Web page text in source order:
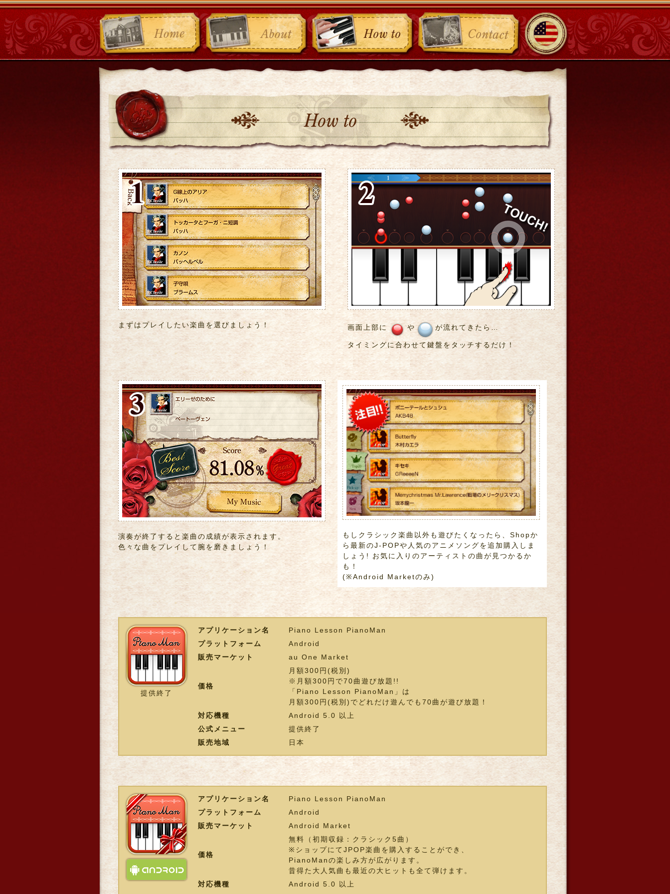
まずはプレイしたい楽曲を選びましょう！ 画面上部に や が流れてきたら…
タイミングに合わせて鍵盤をタッチするだけ！
演奏が終了すると楽曲の成績が表示されます。
色々な曲をプレイして腕を磨きましょう！
もしクラシック楽曲以外も遊びたくなったら、Shopか
ら最新のJ-POPや人気のアニメソングを追加購入しま
しょう! お気に入りのアーティストの曲が見つかるか
も！
(※Android Marketのみ)
提供終了
アプリケーション名
Piano Lesson PianoMan
プラットフォーム
Android
販売マーケット
au One Market
価格
月額300円(税別)
※月額300円で70曲遊び放題!!
「Piano Lesson PianoMan」は
月額300円(税別)でどれだけ遊んでも70曲が遊び放題！
対応機種
Android 5.0 以上
公式メニュー
提供終了
販売地域
日本
アプリケーション名
Piano Lesson PianoMan
プラットフォーム
Android
販売マーケット
Android Market
価格
無料（初期収録：クラシック5曲）
※ショップにてJPOP楽曲を購入することができ、
PianoManの楽しみ方が広がります。
昔得た大人気曲も最近の大ヒットも全て弾けます。
対応機種
Android 5.0 以上